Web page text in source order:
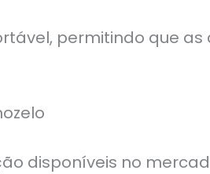
permitindo que
disponíveis no